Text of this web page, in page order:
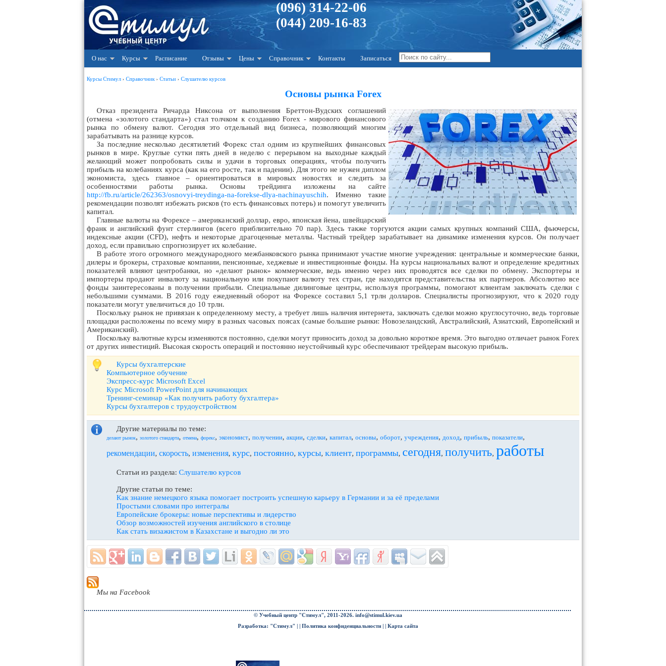
(096) 314-22-06
(044) 209-16-83
О нас Курсы Расписание Отзывы Цены Справочник Контакты Записаться
Курсы Стимул › Справочник › Статьи › Слушателю курсов
Основы рынка Forex
Отказ президента Ричарда Никсона от выполнения Бреттон-Вудских соглашений
(отмена «золотого стандарта») стал толчком к созданию Forex - мирового финансового
рынка по обмену валют. Сегодня это отдельный вид бизнеса, позволяющий многим
зарабатывать на разнице курсов.
За последние несколько десятилетий Форекс стал одним из крупнейших финансовых
рынков в мире. Круглые сутки пять дней в неделю с перерывом на выходные каждый
желающий может попробовать силы и удачи в торговых операциях, чтобы получить
прибыль на колебаниях курса (как на его росте, так и падении). Для этого не нужен диплом
экономиста, здесь главное – ориентироваться в мировых новостях и следить за
особенностями работы рынка. Основы трейдинга изложены на сайте
http://fb.ru/article/262363/osnovyi-treydinga-na-forekse-dlya-nachinayuschih. Именно такие
рекомендации позволят избежать рисков (то есть финансовых потерь) и помогут увеличить
капитал.
Главные валюты на Форексе – американский доллар, евро, японская йена, швейцарский
франк и английский фунт стерлингов (всего приблизительно 70 пар). Здесь также торгуются акции самых крупных компаний США, фьючерсы,
индексные акции (CFD), нефть и некоторые драгоценные металлы. Частный трейдер зарабатывает на динамике изменения курсов. Он получает
доход, если правильно спрогнозирует их колебание.
В работе этого огромного международного межбанковского рынка принимают участие многие учреждения: центральные и коммерческие банки,
дилеры и брокеры, страховые компании, пенсионные, хеджевые и инвестиционные фонды. На курсы национальных валют и определение кредитных
показателей влияют центробанки, но «делают рынок» коммерческие, ведь именно через них проводятся все сделки по обмену. Экспортеры и
импортеры продают инвалюту за национальную или покупают валюту тех стран, где находятся представительства их партнеров. Абсолютно все
фонды заинтересованы в получении прибыли. Специальные дилинговые центры, используя программы, помогают клиентам заключать сделки с
небольшими суммами. В 2016 году ежедневный оборот на Форексе составил 5,1 трлн долларов. Специалисты прогнозируют, что к 2020 году
показатели могут увеличиться до 10 трлн.
Поскольку рынок не привязан к определенному месту, а требует лишь наличия интернета, заключать сделки можно круглосуточно, ведь торговые
площадки расположены по всему миру в разных часовых поясах (самые большие рынки: Новозеландский, Австралийский, Азиатский, Европейский и
Американский).
Поскольку валютные курсы изменяются постоянно, сделки могут приносить доход за довольно короткое время. Это выгодно отличает рынок Forex
от других инвестиций. Высокая скорость операций и постоянно неустойчивый курс обеспечивают трейдерам высокую прибыль.
Курсы бухгалтерские
Компьютерное обучение
Экспресс-курс Microsoft Excel
Курс Microsoft PowerPoint для начинающих
Тренинг-семинар «Как получить работу бухгалтера»
Курсы бухгалтеров с трудоустройством
Другие материалы по теме:
делают рынок, золотого стандарта, отмена, форекс, экономист, получении, акции, сделки, капитал, основы, оборот, учреждения, доход, прибыль, показатели,
рекомендации, скорость, изменения, курс, постоянно, курсы, клиент, программы, сегодня, получить, работы
Статьи из раздела: Слушателю курсов
Другие статьи по теме:
Как знание немецкого языка помогает построить успешную карьеру в Германии и за её пределами
Простыми словами про интегралы
Европейские брокеры: новые перспективы и лидерство
Обзор возможностей изучения английского в столице
Как стать визажистом в Казахстане и выгодно ли это
Мы на Facebook
© Учебный центр "Стимул", 2011-2026. info@stimul.kiev.ua
Разработка: "Стимул" | | Политика конфиденциальности| | Карта сайта